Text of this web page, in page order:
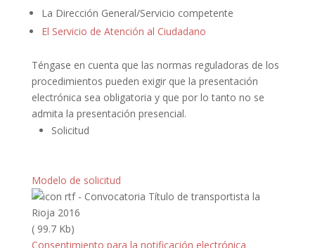
La Dirección General/Servicio competente
El Servicio de Atención al Ciudadano
Téngase en cuenta que las normas reguladoras de los
procedimientos pueden exigir que la presentación
electrónica sea obligatoria y que por lo tanto no se
admita la presentación presencial.
Solicitud
Modelo de solicitud
( 99.7 Kb)
Consentimiento para la notificación electrónica